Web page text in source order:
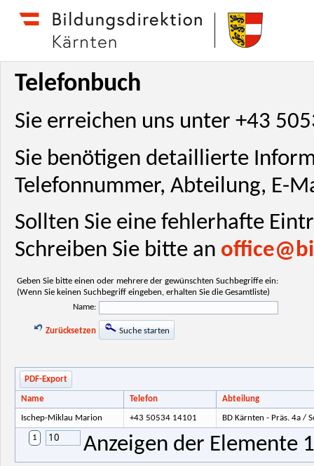
Telefonbuch
Sie erreichen uns unter +43
Sie benötigen detaillierte
Telefonnummer, Abteilung, E-
Sollten Sie eine fehlerhafte
Schreiben Sie bitte an
Geben Sie bitte einen oder mehrere der gewünschten Suchbegriffe ein:
(Wenn Sie keinen Suchbegriff eingeben, erhalten Sie die Gesamtliste)
Name:
Zurücksetzen Suche starten
PDF-Export
Name Telefon Abteilung
Ischep-Miklau Marion +43 50534 14101 BD Kärnten - Präs. 4a /
1 10 Anzeigen der Elemente